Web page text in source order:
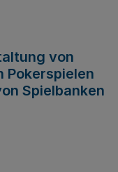
von
Spielbanken